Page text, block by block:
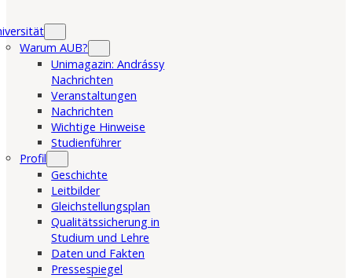
Warum AUB?
Unimagazin: Andrássy
Nachrichten
Veranstaltungen
Nachrichten
Wichtige Hinweise
Studienführer
Profil
Geschichte
Leitbilder
Gleichstellungsplan
Qualitätssicherung in
Studium und Lehre
Daten und Fakten
Pressespiegel